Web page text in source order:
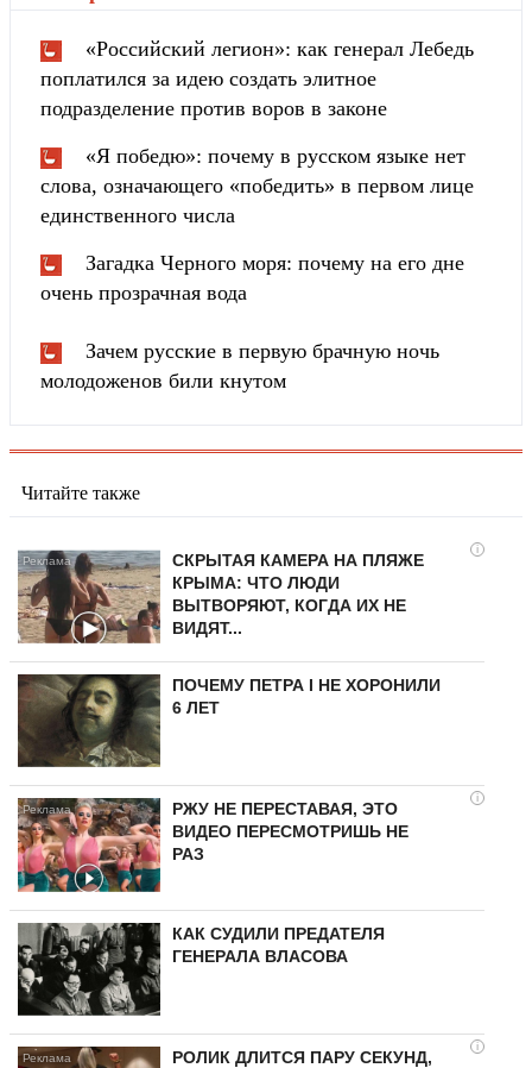
«Российский легион»: как генерал Лебедь
поплатился за идею создать элитное
подразделение против воров в законе
«Я победю»: почему в русском языке нет
слова, означающего «победить» в первом лице
единственного числа
Загадка Черного моря: почему на его дне
очень прозрачная вода
Зачем русские в первую брачную ночь
молодоженов били кнутом
Читайте также
i
СКРЫТАЯ КАМЕРА НА ПЛЯЖЕ
КРЫМА: ЧТО ЛЮДИ
ВЫТВОРЯЮТ, КОГДА ИХ НЕ
ВИДЯТ...
ПОЧЕМУ ПЕТРА I НЕ ХОРОНИЛИ
6 ЛЕТ
i
РЖУ НЕ ПЕРЕСТАВАЯ, ЭТО
ВИДЕО ПЕРЕСМОТРИШЬ НЕ
РАЗ
КАК СУДИЛИ ПРЕДАТЕЛЯ
ГЕНЕРАЛА ВЛАСОВА
i
РОЛИК ДЛИТСЯ ПАРУ СЕКУНД,